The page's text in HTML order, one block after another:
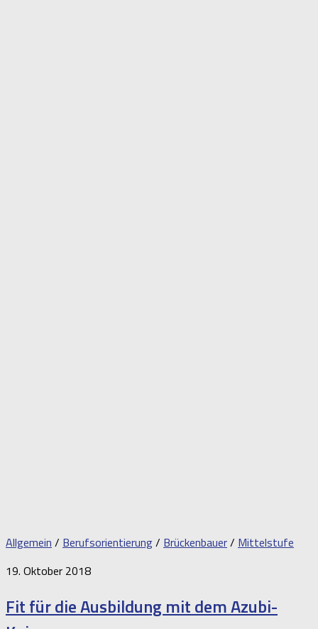
Allgemein / Berufsorientierung/ Brückenbauer/ Mittelstufe
19. Oktober 2018
Fit für die Ausbildung mit dem Azubi-